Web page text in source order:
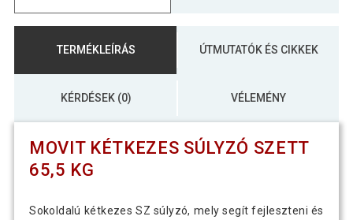
TERMÉKLEÍRÁS ÚTMUTATÓK ÉS CIKKEK
KÉRDÉSEK (0) VÉLEMÉNY
MOVIT KÉTKEZES SÚLYZÓ SZETT
65,5 KG
Sokoldalú kétkezes SZ súlyzó, mely segít fejleszteni és